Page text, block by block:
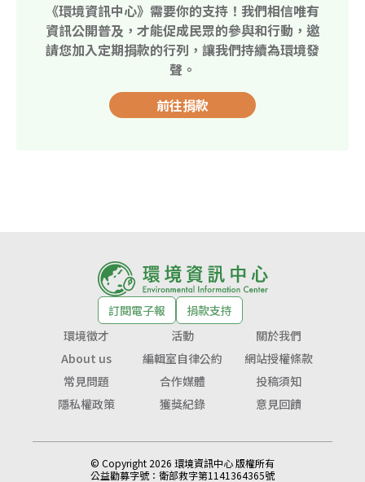
《環境資訊中心》需要你的支持！我們相信唯有
資訊公開普及，才能促成民眾的參與和行動，邀
請您加入定期捐款的行列，讓我們持續為環境發
聲。
前往捐款
訂閱電子報
捐款支持
環境徵才
活動
關於我們
About us
編輯室自律公約
網站授權條款
常見問題
合作媒體
投稿須知
隱私權政策
獲獎紀錄 意見回饋
© Copyright 2026 環境資訊中心 版權所有
公益勸募字號： 衛部救字第1141364365號